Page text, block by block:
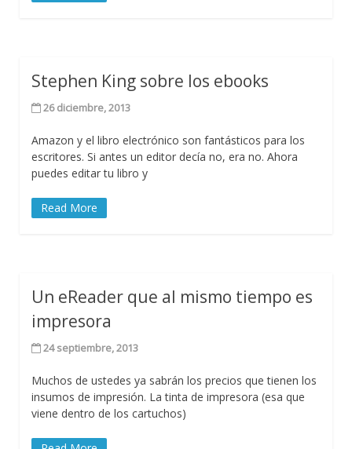
Stephen King sobre los ebooks
26 diciembre, 2013
Amazon y el libro electrónico son fantásticos para los
escritores. Si antes un editor decía no, era no. Ahora
puedes editar tu libro y
Read More
Un eReader que al mismo tiempo es
impresora
24 septiembre, 2013
Muchos de ustedes ya sabrán los precios que tienen los
insumos de impresión. La tinta de impresora (esa que
viene dentro de los cartuchos)